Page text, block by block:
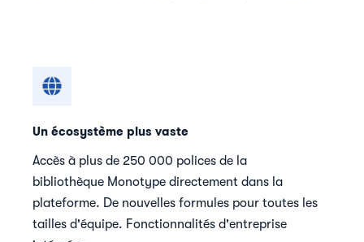
Un écosystème plus vaste
Accès à plus de 250 000 polices de la
bibliothèque Monotype directement dans la
plateforme. De nouvelles formules pour toutes les
tailles d'équipe. Fonctionnalités d'entreprise